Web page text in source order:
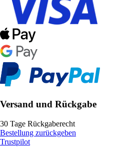
Versand und Rückgabe
30 Tage Rückgaberecht
Bestellung zurückgeben
Trustpilot